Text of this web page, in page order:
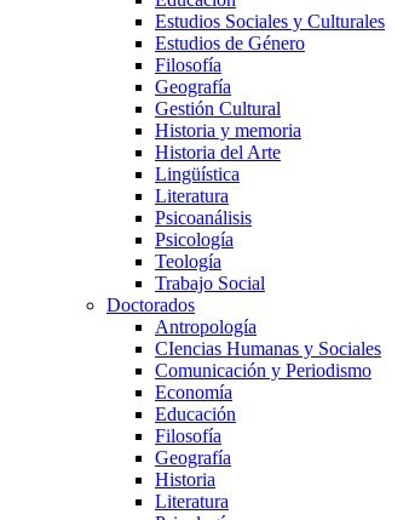
Estudios Sociales y Culturales
Estudios de Género
Filosofía
Geografía
Gestión Cultural
Historia y memoria
Historia del Arte
Lingüística
Literatura
Psicoanálisis
Psicología
Teología
Trabajo Social
Doctorados
Antropología
CIencias Humanas y Sociales
Comunicación y Periodismo
Economía
Educación
Filosofía
Geografía
Historia
Literatura